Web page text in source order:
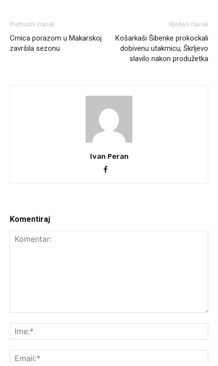
Prethodni članak
Crnica porazom u Makarskoj
završila sezonu
Sljedeći članak
Košarkaši Šibenke prokockali
dobivenu utakmicu, Škrljevo
slavilo nakon produžetka
Ivan Peran
Komentiraj